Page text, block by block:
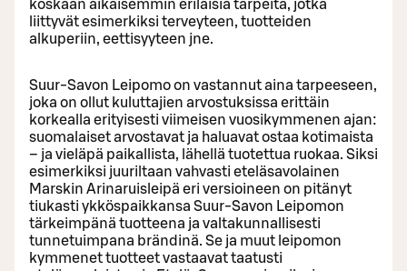
koskaan aikaisemmin erilaisia tarpeita, jotka
liittyvät esimerkiksi terveyteen, tuotteiden
alkuperiin, eettisyyteen jne.
Suur-Savon Leipomo on vastannut aina tarpeeseen,
joka on ollut kuluttajien arvostuksissa erittäin
korkealla erityisesti viimeisen vuosikymmenen ajan:
suomalaiset arvostavat ja haluavat ostaa kotimaista
– ja vieläpä paikallista, lähellä tuotettua ruokaa. Siksi
esimerkiksi juuriltaan vahvasti eteläsavolainen
Marskin Arinaruisleipä eri versioineen on pitänyt
tiukasti ykköspaikkansa Suur-Savon Leipomon
tärkeimpänä tuotteena ja valtakunnallisesti
tunnetuimpana brändinä. Se ja muut leipomon
kymmenet tuotteet vastaavat taatusti